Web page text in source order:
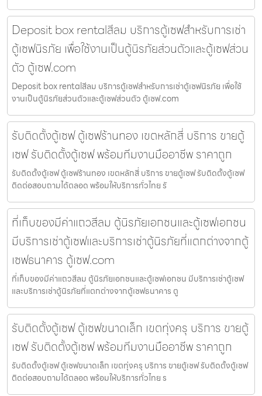
Deposit box rentalสีลม บริการตู้เซฟสำหรับการเช่า
ตู้เซฟนิรภัย เพื่อใช้งานเป็นตู้นิรภัยส่วนตัวและตู้เซฟส่วน
ตัว ตู้เซฟ.com
Deposit box rentalสีลม บริการตู้เซฟสำหรับการเช่าตู้เซฟนิรภัย เพื่อใช้
งานเป็นตู้นิรภัยส่วนตัวและตู้เซฟส่วนตัว ตู้เซฟ.com
รับติดตั้งตู้เซฟ ตู้เซฟร้านทอง เขตหลักสี่ บริการ ขายตู้
เซฟ รับติดตั้งตู้เซฟ พร้อมทีมงานมืออาชีพ ราคาถูก
รับติดตั้งตู้เซฟ ตู้เซฟร้านทอง เขตหลักสี่ บริการ ขายตู้เซฟ รับติดตั้งตู้เซฟ
ติดต่อสอบถามได้ตลอด พร้อมให้บริการทั่วไทย รั
ที่เก็บของมีค่าแถวสีลม ตู้นิรภัยเอกชนและตู้เซฟเอกชน
มีบริการเช่าตู้เซฟและบริการเช่าตู้นิรภัยที่แตกต่างจากตู้
เซฟธนาคาร ตู้เซฟ.com
ที่เก็บของมีค่าแถวสีลม ตู้นิรภัยเอกชนและตู้เซฟเอกชน มีบริการเช่าตู้เซฟ
และบริการเช่าตู้นิรภัยที่แตกต่างจากตู้เซฟธนาคาร ตู
รับติดตั้งตู้เซฟ ตู้เซฟขนาดเล็ก เขตทุ่งครุ บริการ ขายตู้
เซฟ รับติดตั้งตู้เซฟ พร้อมทีมงานมืออาชีพ ราคาถูก
รับติดตั้งตู้เซฟ ตู้เซฟขนาดเล็ก เขตทุ่งครุ บริการ ขายตู้เซฟ รับติดตั้งตู้เซฟ
ติดต่อสอบถามได้ตลอด พร้อมให้บริการทั่วไทย ร